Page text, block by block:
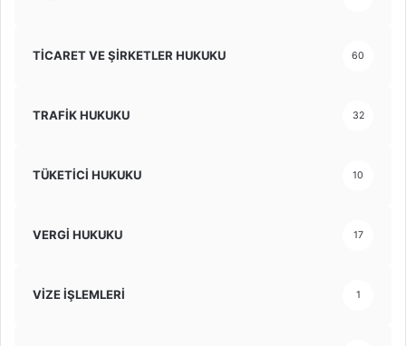
TİCARET VE ŞİRKETLER HUKUKU 60
TRAFİK HUKUKU 32
TÜKETİCİ HUKUKU 10
VERGİ HUKUKU 17
VİZE İŞLEMLERİ 1